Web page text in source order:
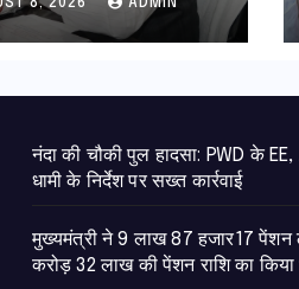
राशि का किया
8, 2026 ADMIN
नंदा की चौकी पुल हादसा: PWD के
धामी के निर्देश पर सख्त कार्रवाई
मुख्यमंत्री ने 9 लाख 87 हजार17 पेंशन
करोड़ 32 लाख की पेंशन राशि का किया